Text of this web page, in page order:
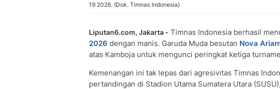
19 2026. (Dok. Timnas Indonesia)
Liputan6.com, Jakarta - Timnas Indonesia berhasil
2026 dengan manis. Garuda Muda besutan Nova
atas Kamboja untuk mengunci peringkat ketiga
Kemenangan ini tak lepas dari agresivitas Timnas
pertandingan di Stadion Utama Sumatera Utara